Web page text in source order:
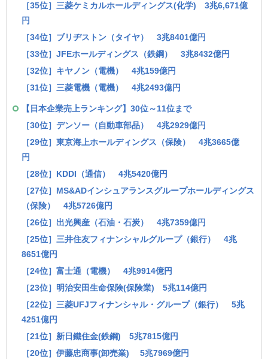
［35位］三菱ケミカルホールディングス(化学) 3兆6,671億
円
［34位］ブリヂストン（タイヤ） 3兆8401億円
［33位］JFEホールディングス（鉄鋼） 3兆8432億円
［32位］キヤノン（電機） 4兆159億円
［31位］三菱電機（電機） 4兆2493億円
【日本企業売上ランキング】30位～11位まで
［30位］デンソー（自動車部品） 4兆2929億円
［29位］東京海上ホールディングス（保険） 4兆3665億
円
［28位］KDDI（通信） 4兆5420億円
［27位］MS&ADインシュアランスグループホールディングス
（保険） 4兆5726億円
［26位］出光興産（石油・石炭） 4兆7359億円
［25位］三井住友フィナンシャルグループ（銀行） 4兆
8651億円
［24位］富士通（電機） 4兆9914億円
［23位］明治安田生命保険(保険業) 5兆114億円
［22位］三菱UFJフィナンシャル・グループ（銀行） 5兆
4251億円
［21位］新日鐵住金(鉄鋼) 5兆7815億円
［20位］伊藤忠商事(卸売業) 5兆7969億円